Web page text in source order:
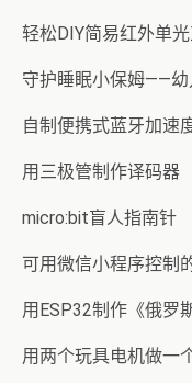
轻松DIY简易红外单
守护睡眠小保姆——
自制便携式蓝牙加
用三极管制作译码
micro:bit盲人指南针
可用微信小程序控
用ESP32制作《俄
用两个玩具电机做